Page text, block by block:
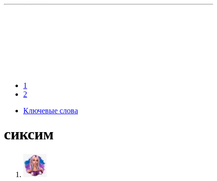
1
2
Ключевые слова
сиксим